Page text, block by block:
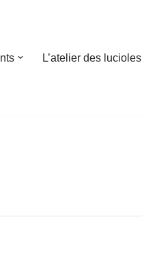
L’atelier des lucioles